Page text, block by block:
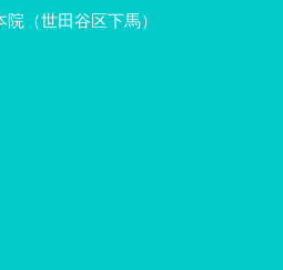
（世田谷区下馬）